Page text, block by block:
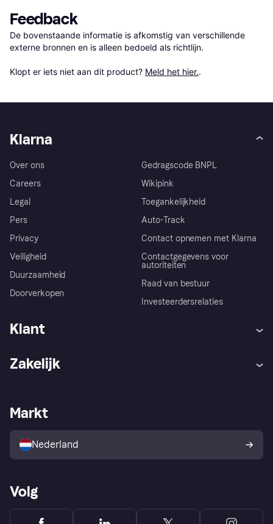
Feedback
De bovenstaande informatie is afkomstig van verschillende
externe bronnen en is alleen bedoeld als richtlijn.
Klopt er iets niet aan dit product? Meld het hier..
Klarna
Over ons
Careers
Legal
Pers
Privacy
Veiligheid
Duurzaamheid
Doorverkopen
Gedragscode BNPL
Wikipink
Toegankelijkheid
Auto-Track
Contact opnemen met Klarna
Contactgegevens voor
autoriteiten
Raad van bestuur
Investeerdersrelaties
Klant
Winkeloverzicht
Kopersbescherming voor
consumenten
Zakelijk
Zakelijke login
Markt
Nederland
Volg